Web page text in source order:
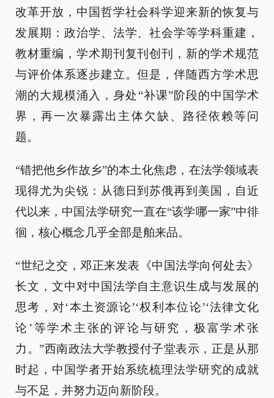
改革开放，中国哲学社会科学迎来新的恢复与
发展期：政治学、法学、社会学等学科重建，
教材重编，学术期刊复刊创刊，新的学术规范
与评价体系逐步建立。但是，伴随西方学术思
潮的大规模涌入，身处“补课”阶段的中国学术
界，再一次暴露出主体欠缺、路径依赖等问
题。
“错把他乡作故乡”的本土化焦虑，在法学领域表
现得尤为尖锐：从德日到苏俄再到美国，自近
代以来，中国法学研究一直在“该学哪一家”中徘
徊，核心概念几乎全部是舶来品。
“世纪之交，邓正来发表《中国法学向何处去》
长文，文中对中国法学自主意识生成与发展的
思考，对‘本土资源论’‘权利本位论’‘法律文化
论’等学术主张的评论与研究，极富学术张
力。”西南政法大学教授付子堂表示，正是从那
时起，中国学者开始系统梳理法学研究的成就
与不足，并努力迈向新阶段。